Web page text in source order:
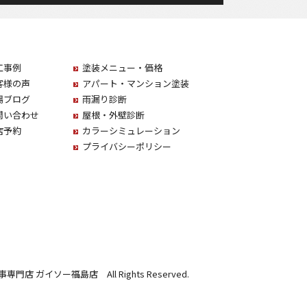
事例
様の声
ブログ
い合わせ
予約
塗装メニュー・価格
アパート・マンション塗装
雨漏り診断
屋根・外壁診断
カラーシミュレーション
プライバシーポリシー
専門店 ガイソー福島店 All Rights Reserved.